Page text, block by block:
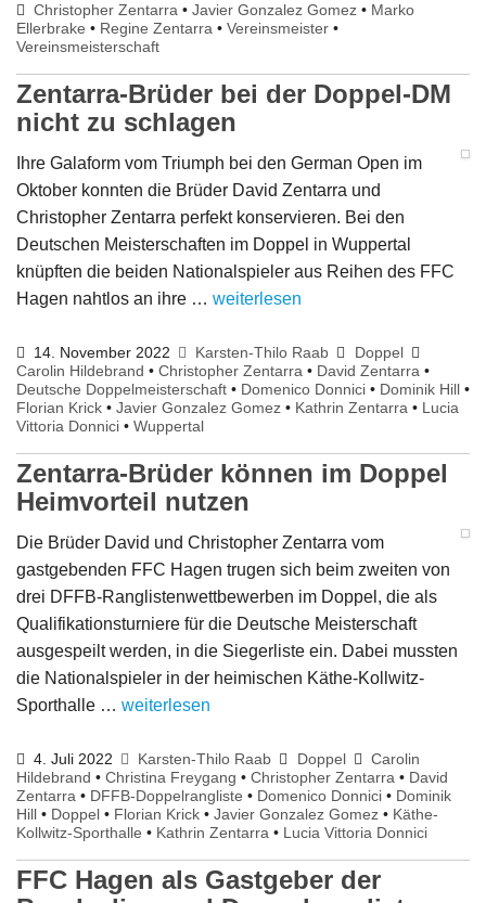
Christopher Zentarra •Javier Gonzalez Gomez • Marko
Ellerbrake • Regine Zentarra • Vereinsmeister •
Vereinsmeisterschaft
Zentarra-Brüder bei der Doppel-DM
nicht zu schlagen
Ihre Galaform vom Triumph bei den German Open im
Oktober konnten die Brüder David Zentarra und
Christopher Zentarra perfekt konservieren. Bei den
Deutschen Meisterschaften im Doppel in Wuppertal
knüpften die beiden Nationalspieler aus Reihen des FFC
Hagen nahtlos an ihre … weiterlesen
14. November 2022 Karsten-Thilo Raab
Doppel
Carolin Hildebrand • Christopher Zentarra • David Zentarra •
Deutsche Doppelmeisterschaft • Domenico Donnici • Dominik Hill •
Florian Krick • Javier Gonzalez Gomez • Kathrin Zentarra • Lucia
Vittoria Donnici • Wuppertal
Zentarra-Brüder können im Doppel
Heimvorteil nutzen
Die Brüder David und Christopher Zentarra vom
gastgebenden FFC Hagen trugen sich beim zweiten von
drei DFFB-Ranglistenwettbewerben im Doppel, die als
Qualifikationsturniere für die Deutsche Meisterschaft
ausgespeilt werden, in die Siegerliste ein. Dabei mussten
die Nationalspieler in der heimischen Käthe-Kollwitz-
Sporthalle … weiterlesen
4. Juli 2022 Karsten-Thilo Raab Doppel
Carolin
Hildebrand • Christina Freygang • Christopher Zentarra • David
Zentarra • DFFB-Doppelrangliste • Domenico Donnici • Dominik
Hill • Doppel • Florian Krick • Javier Gonzalez Gomez • Käthe-
Kollwitz-Sporthalle • Kathrin Zentarra • Lucia Vittoria Donnici
FFC Hagen als Gastgeber der